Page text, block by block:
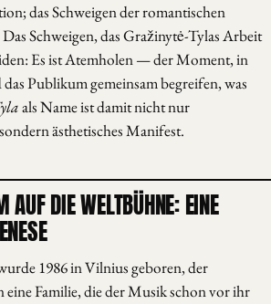
das Schweigen der romantischen
Schweigen, das Gražinytė-Tylas Arbeit
Es ist Atemholen — der Moment, in
Publikum gemeinsam begreifen, was
als Name ist damit nicht nur
ästhetisches Manifest.
DIE WELTBÜHNE: EINE
1986 in Vilnius geboren, der
Familie, die der Musik schon vor ihr